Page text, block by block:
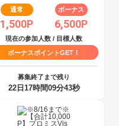
通常
1,500P
ボーナス
6,500P
現在の参加人数 / 目標人数
ボーナスポイントGET！
募集終了まで残り
22日17時間09分42秒